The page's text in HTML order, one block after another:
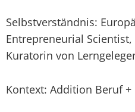
Selbstverständnis:
Entrepreneurial
Kuratorin von
Kontext: Addition Beruf